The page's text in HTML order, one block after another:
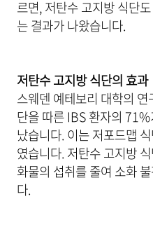
르면, 저탄수 고지방 식단
는 결과가 나왔습니다.
저탄수 고지방 식단의 효과
스웨덴 예테보리 대학의
단을 따른 IBS 환자의
났습니다. 이는 저포드맵
였습니다. 저탄수 고지방
화물의 섭취를 줄여 소화
다.